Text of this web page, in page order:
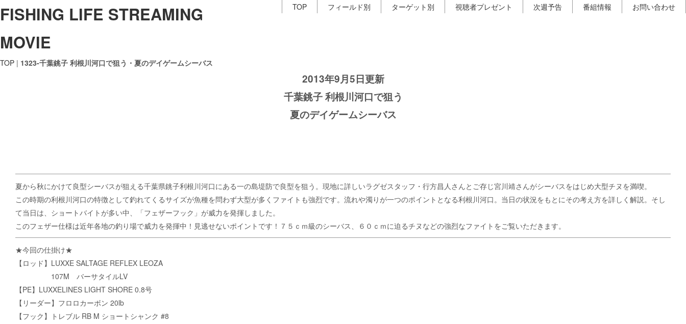
FISHING LIFE STREAMING
MOVIE
TOP フィールド別 ターゲット別 視聴者プレゼント 次週予告 番組情報 お問い合わせ
TOP | 1323-千葉銚子 利根川河口で狙う・夏のデイゲームシーバス
2013年9月5日更新
千葉銚子 利根川河口で狙う
夏のデイゲームシーバス
夏から秋にかけて良型シーバスが狙える千葉県銚子利根川河口にある一の島堤防で良型を狙う。現地に詳しいラグゼスタッフ・行方昌人さんとご存じ宮川靖さんがシーバスをはじめ大型チヌを満喫。
この時期の利根川河口の特徴として釣れてくるサイズが魚種を問わず大型が多くファイトも強烈です。流れや濁りが一つのポイントとなる利根川河口。当日の状況をもとにその考え方を詳しく解説。そし
て当日は、ショートバイトが多い中、「フェザーフック」が威力を発揮しました。
このフェザー仕様は近年各地の釣り場で威力を発揮中！見逃せないポイントです！７５ｃｍ級のシーバス、６０ｃｍに迫るチヌなどの強烈なファイトをご覧いただきます。
★今回の仕掛け★
【ロッド】LUXXE SALTAGE REFLEX LEOZA
107M バーサタイルLV
【PE】LUXXELINES LIGHT SHORE 0.8号
【リーダー】フロロカーボン 20lb
【フック】トレブル RB M ショートシャンク #8